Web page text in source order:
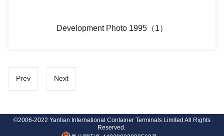
Development Photo 1995（1）
Prev Next
©2006-2022 Yantian International Container Terminals Limited All Rights
Reserved.